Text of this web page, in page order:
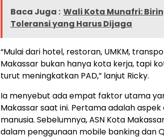
Baca Juga : Wali Kota Munafri:
Toleransi yang Harus Dijaga
“Mulai dari hotel, restoran, UMKM,
Makassar bukan hanya kota kerja, tapi
turut meningkatkan PAD,” lanjut Ricky.
Ia menyebut ada empat faktor utama
Makassar saat ini. Pertama adalah
manusia. Sebelumnya, ASN Kota
dalam penggunaan mobile banking dan